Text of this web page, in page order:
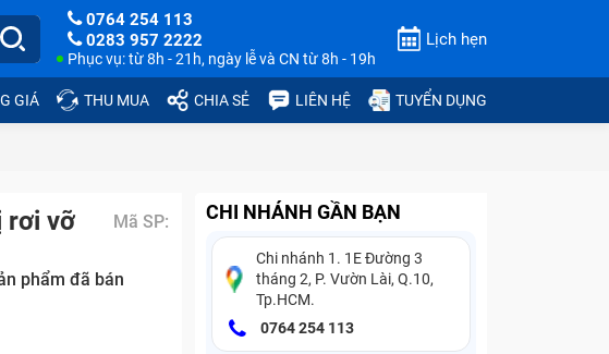
0764 254 113
0283 957 2222
Phục vụ: từ 8h - 21h, ngày lễ và CN từ 8h - 19h
Lịch hẹn
GIÁ THU MUA CHIA SẺ LIÊN HỆ TUYỂN DỤNG
rơi vỡ Mã SP:
phẩm đã bán
CHI NHÁNH GẦN BẠN
Chi nhánh 1. 1E Đường 3
tháng 2, P. Vườn Lài, Q.10,
Tp.HCM.
0764 254 113